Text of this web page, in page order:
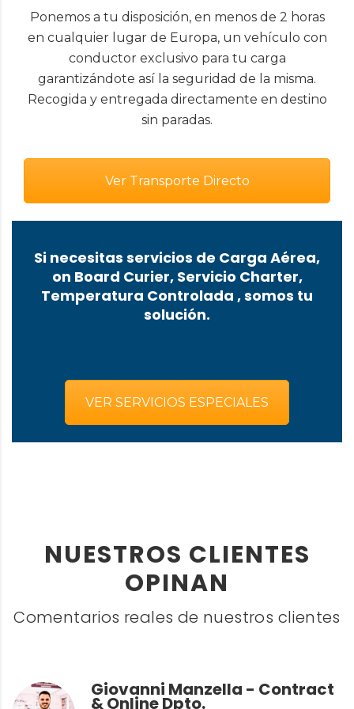
Ponemos a tu disposición, en menos de 2 horas
en cualquier lugar de Europa, un vehículo con
conductor exclusivo para tu carga
garantizándote así la seguridad de la misma.
Recogida y entregada directamente en destino
sin paradas.
Ver Transporte Directo
Si necesitas servicios de Carga Aérea,
on Board Curier, Servicio Charter,
Temperatura Controlada , somos tu
solución.
VER SERVICIOS ESPECIALES
NUESTROS CLIENTES
OPINAN
Comentarios reales de nuestros clientes
Giovanni Manzella - Contract
& Online Dpto.